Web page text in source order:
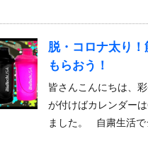
脱・コロナ太り
もらおう！
皆さんこんにちは、
が付けばカレンダー
ました。 自粛生活